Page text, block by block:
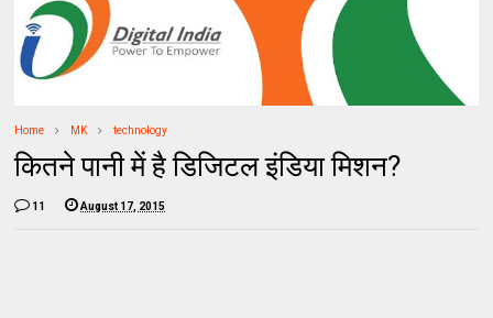
Home MK technology
कितने पानी में है डिजिटल इंडिया मिशन?
11 August 17, 2015